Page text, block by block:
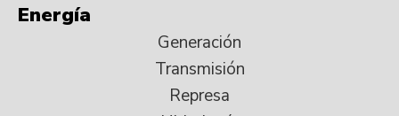
Energía
Generación
Transmisión
Represa